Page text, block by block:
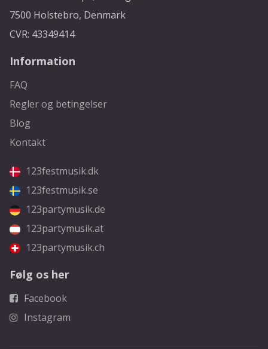
7500 Holstebro, Denmark
CVR: 43349414
Information
FAQ
Regler og betingelser
Blog
Kontakt
123festmusik.dk
123festmusik.se
123partymusik.de
123partymusik.at
123partymusik.ch
Følg os her
Facebook
Instagram